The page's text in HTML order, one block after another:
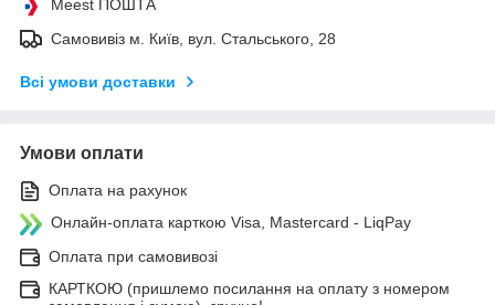
Meest ПОШТА
Самовивіз м. Київ, вул. Стальського, 28
Всі умови доставки
Умови оплати
Оплата на рахунок
Онлайн-оплата карткою Visa, Mastercard - LiqPay
Оплата при самовивозі
КАРТКОЮ (пришлемо посилання на оплату з номером